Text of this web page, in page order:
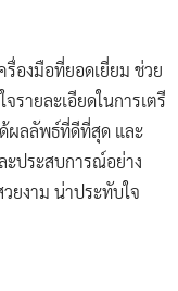
องมือที่ยอดเยี่ยม ช่วย
รายละเอียดในการเตรี
ผลลัพธ์ที่ดีที่สุด และ
ประสบการณ์อย่าง
ยงาม น่าประทับใจ